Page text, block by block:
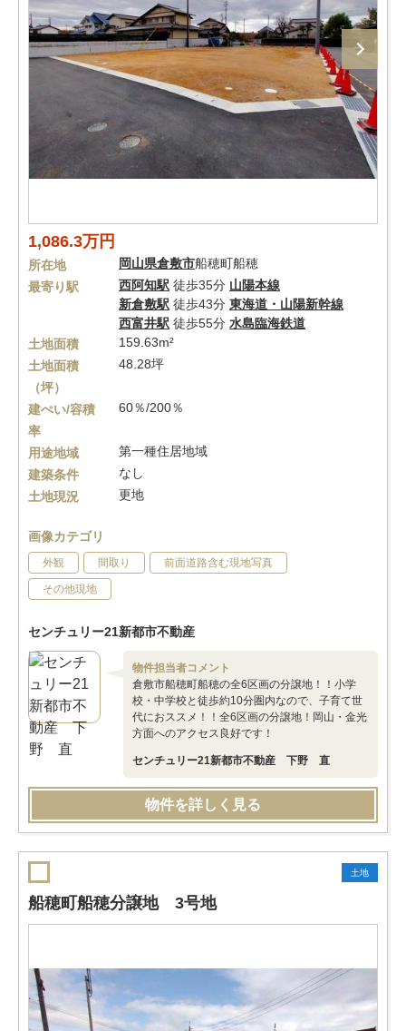
1,086.3万円
所在地 岡山県倉敷市船穂町船穂
最寄り駅
西阿知駅 徒歩35分 山陽本線
新倉敷駅 徒歩43分 東海道・山陽新幹線
西富井駅 徒歩55分 水島臨海鉄道
土地面積
159.63m²
土地面積
（坪）
48.28坪
建ぺい/容積
率
60％/200％
用途地域
第一種住居地域
建築条件
なし
土地現況
更地
画像カテゴリ
外観 間取り 前面道路含む現地写真
その他現地
センチュリー21新都市不動産
物件担当者コメント
倉敷市船穂町船穂の全6区画の分譲地！！小学
校・中学校と徒歩約10分圏内なので、子育て世
代におススメ！！全6区画の分譲地！岡山・金光
方面へのアクセス良好です！
センチュリー21新都市不動産 下野 直
物件を詳しく見る
土地
船穂町船穂分譲地 3号地